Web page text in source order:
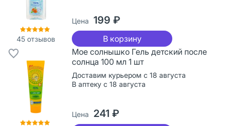
45отзывов
Цена 199 ₽
В корзину
Мое солнышко Гель детский после
солнца 100 мл 1 шт
Доставим курьером с 18 августа
В аптеку с 18 августа
Цена 241 ₽